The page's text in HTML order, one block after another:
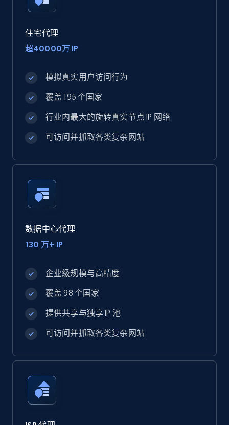
住宅代理
超40000万 IP
模拟真实用户访问行为
覆盖 195 个国家
行业内最大的旋转真实节点 IP 网络
可访问并抓取各类复杂网站
数据中心代理
130 万+ IP
企业级规模与高精度
覆盖 98 个国家
提供共享与独享 IP 池
可访问并抓取各类复杂网站